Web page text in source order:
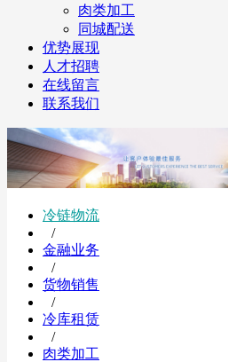
肉类加工
同城配送
优势展现
人才招聘
在线留言
联系我们
冷链物流
/
金融业务
/
货物销售
/
冷库租赁
/
肉类加工